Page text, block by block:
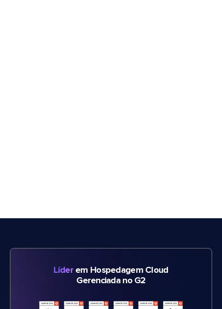
Líderem Hospedagem Cloud
Gerenciada no G2